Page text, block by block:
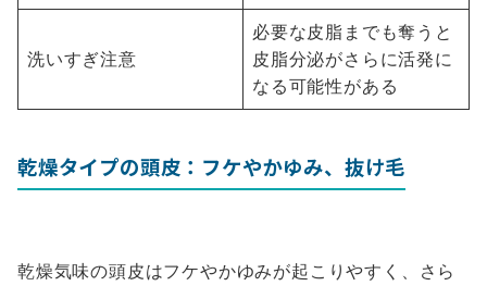
洗いすぎ注意
必要な皮脂までも奪うと
皮脂分泌がさらに活発に
なる可能性がある
乾燥タイプの頭皮：フケやかゆみ、抜け毛
乾燥気味の頭皮はフケやかゆみが起こりやすく、さら